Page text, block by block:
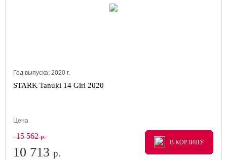
Год выпуска: 2020 г.
STARK Tanuki 14 Girl 2020
Цена
15 562р.
10 713 р.
В КОРЗИНУ
В КОРЗИНУ
В КОРЗИНУ